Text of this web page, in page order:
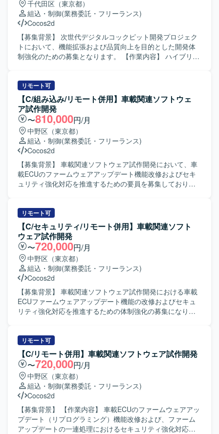
ンの魅力】 検査装置という専門性の高い領域で、組込開発
スキルやマルチスレッドプログラミング、画像処理関連の
技術などを実務を通じて習得・強化していただけます。上
流工程から一貫して関わることで、ソフトウェア全体の構
造理解も深めていただけます。 【開発環境】 C++および
Visual Studioを用いた組込ソフトウェア開発環境での作業と
千代田区（東京都）
組込・制御(業務委託・フリーランス)
Cocos2d
【募集背景】 次世代デジタルコックピット開発プロジェク
トにおいて、機能拡張および品質向上を目的とした開発体
制強化のための募集となります。 【作業内容】 ハイブリッ
デジタルコックピットのHMI領域において、TFT液晶画面へ
のメーター類のグラフィック表示制御、ナビ連携による簡
易地図情報やマルチメディア連携情報の表示制御、入力
IF（ステアリングスイッチ）やスマートデバイス連携機能
の開発などを担当していただきます。また、各工程での品
質担保業務にも携わっていただきます。 【求める人物像】
車載領域や組込み開発に関心を持ち、仕様や制約条件を踏
まえながら粘り強く開発に取り組める方を求めておりま
す。チームメンバーと連携しながら、自ら課題を抽出し改
善提案ができる方にご活躍いただけます。 【ポジションの
魅力】 次世代デジタルコックピットという先進的な領域
ネットワークや各種通信プロトコルに触れながら、組込み
エンジニアとしての専門性を高めていただけます。 【開発
環境】 開発言語はC言語を用い、対象製品は車載メーター
ECUとなります。通信プロトコルとしてCAN、LIN、車載
Ethernetなどを使用し、V字開発モデルに基づいて開発を進
めております。
リモート可
【C/組み込み/リモート併用】車載関連ソフトウェ
ア試作開発
〜810,000円/月
中野区（東京都）
組込・制御(業務委託・フリーランス)
Cocos2d
【募集背景】 車載関連ソフトウェア試作開発において、車
載ECUのファームウェアアップデート機能改修およびセキ
ュリティ強化対応を推進するための要員を募集しておりま
プデート(リプログラミング)機能改修および、ファームアッ
プデートの一連処理におけるセキュリティ強化対応
（ISO/SAE 21434対応）の作業を行っていただきます。既
存の診断やリプロプログラムの改修、セキュリティ対応向
けライブラリの組み込みやポーティング、各種評価(単体、
結合、システム)および設計書、テスト仕様書兼報告書、マ
ニュアルなど各種ドキュメントの作成を実施していただき
ます。 【求める人物像】 報告・連絡・相談および提案が適
切に行え、自身の進捗管理を主体的に行っていただける方
を求めております。RedmineやJIRAなどのツールを活用し
ながら、スピード感と責任感をもって業務に取り組み、周
プデートやセキュリティ強化といった車載分野の中核機能
に携わることができ、ISO/SAE 21434に準拠したセキュリ
ティ対応の知見を深めていただけます。NonOS環境での組
み込み開発やC言語によるファームウェア開発の経験を活か
しつつ、アジャイル開発や各種評価、ドキュメント作成ま
で幅広い工程に関与できる環境です。 【開発環境】 C言語
を用いたNonOS環境での組み込み開発を行います。
RedmineやJIRAなどのプロジェクト管理ツールを利用し、
アジャイル開発の手法を取り入れて作業を進めていただき
ます。
リモート可
【C/セキュリティ/リモート併用】車載関連ソフト
ウェア試作開発
〜720,000円/月
中野区（東京都）
組込・制御(業務委託・フリーランス)
Cocos2d
【募集背景】 車載関連ソフトウェア試作開発における車載
ECUファームウェアアップデート機能の改修およびセキュ
リティ強化対応を推進するための体制強化の募集になりま
能改修およびファームアップデートの一連処理におけるセ
キュリティ強化対応をご担当いただきます。既存の診断機
能の対応、リプロプログラムの改修、セキュリティ対応向
けライブラリの組み込みやポーティング、各種評価(単体/結
合/システム)および各種ドキュメント作成(設計書/テスト仕
様書兼報告書/マニュアル他)を実施いただきます。 【求め
る人物像】 報告・連絡・相談および提案を主体的に行い、
自身の進捗管理をしっかり行える方を求めています。スピ
ード感と責任感を持って業務に取り組み、コミュニケーシ
ョンを円滑に進められる方が望ましいです。 【ポジション
リモート可
【C/リモート併用】車載関連ソフトウェア試作開発
〜720,000円/月
中野区（東京都）
組込・制御(業務委託・フリーランス)
Cocos2d
【募集背景】 【作業内容】 車載ECUのファームウェアアッ
プデート（リプログラミング）機能改修および、ファーム
アップデートの一連処理におけるセキュリティ強化対応を